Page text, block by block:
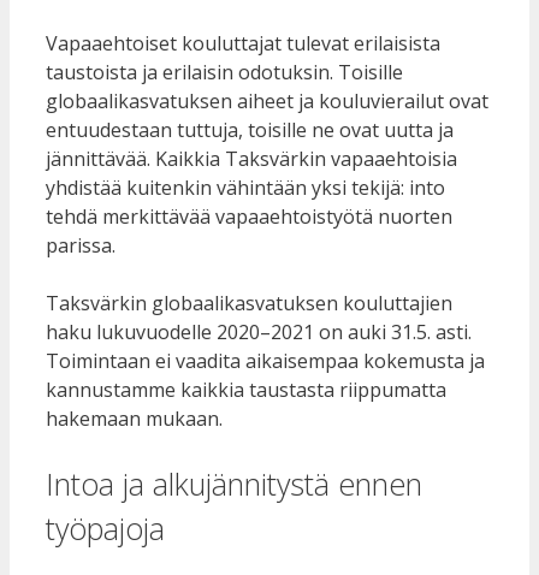
Vapaaehtoiset kouluttajat tulevat erilaisista
taustoista ja erilaisin odotuksin. Toisille
globaalikasvatuksen aiheet ja kouluvierailut ovat
entuudestaan tuttuja, toisille ne ovat uutta ja
jännittävää. Kaikkia Taksvärkin vapaaehtoisia
yhdistää kuitenkin vähintään yksi tekijä: into
tehdä merkittävää vapaaehtoistyötä nuorten
parissa.
Taksvärkin globaalikasvatuksen kouluttajien
haku lukuvuodelle 2020–2021 on auki 31.5. asti.
Toimintaan ei vaadita aikaisempaa kokemusta ja
kannustamme kaikkia taustasta riippumatta
hakemaan mukaan.
Intoa ja alkujännitystä ennen
työpajoja